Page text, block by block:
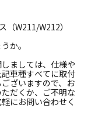
（W211/W212）
か。
ましては、仕様や
車種すべてに取付
ざいますので、お
だくか、ご不明な
にお問い合わせく